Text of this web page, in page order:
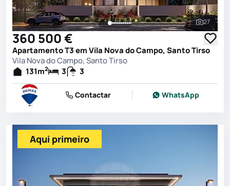
Ver
27
360 500 €
Apartamento T3 em Vila Nova do Campo, Santo Tirso
Vila Nova do Campo, Santo Tirso
131m2 3 3
Contactar WhatsApp
Aqui primeiro